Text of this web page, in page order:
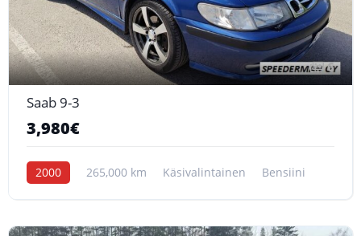
6
Saab 9-3
3,980€
2000 265,000 km Käsivalintainen Bensiini